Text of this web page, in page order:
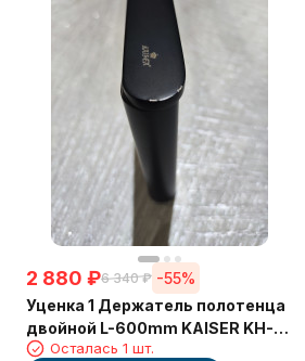
2 880 ₽6 340 ₽ -55%
Уценка 1 Держатель полотенца
двойной L-600mm KAISER KH-
2728Осталась 1 шт.